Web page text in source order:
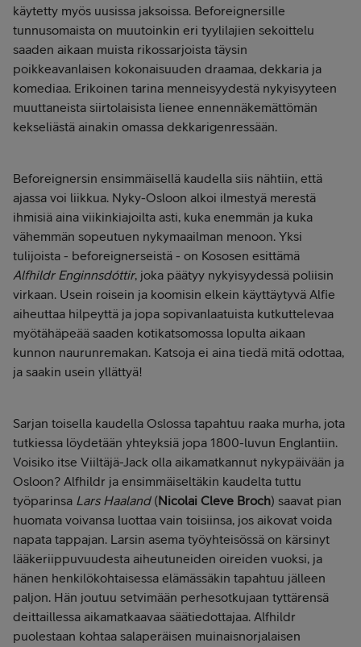
käytetty myös uusissa jaksoissa. Beforeignersille
tunnusomaista on muutoinkin eri tyylilajien sekoittelu
saaden aikaan muista rikossarjoista täysin
poikkeavanlaisen kokonaisuuden draamaa, dekkaria ja
komediaa. Erikoinen tarina menneisyydestä nykyisyyteen
muuttaneista siirtolaisista lienee ennennäkemättömän
kekseliästä ainakin omassa dekkarigenressään.
Beforeignersin ensimmäisellä kaudella siis nähtiin, että
ajassa voi liikkua. Nyky-Osloon alkoi ilmestyä merestä
ihmisiä aina viikinkiajoilta asti, kuka enemmän ja kuka
vähemmän sopeutuen nykymaailman menoon. Yksi
tulijoista - beforeignerseistä - on Kososen esittämä
Alfhildr Enginnsdóttir, joka päätyy nykyisyydessä poliisin
virkaan. Usein roisein ja koomisin elkein käyttäytyvä Alfie
aiheuttaa hilpeyttä ja jopa sopivanlaatuista kutkuttelevaa
myötähäpeää saaden kotikatsomossa lopulta aikaan
kunnon naurunremakan. Katsoja ei aina tiedä mitä odottaa,
ja saakin usein yllättyä!
Sarjan toisella kaudella Oslossa tapahtuu raaka murha, jota
tutkiessa löydetään yhteyksiä jopa 1800-luvun Englantiin.
Voisiko itse Viiltäjä-Jack olla aikamatkannut nykypäivään ja
Osloon? Alfhildr ja ensimmäiseltäkin kaudelta tuttu
työparinsa Lars Haaland(Nicolai Cleve Broch) saavat pian
huomata voivansa luottaa vain toisiinsa, jos aikovat voida
napata tappajan. Larsin asema työyhteisössä on kärsinyt
lääkeriippuvuudesta aiheutuneiden oireiden vuoksi, ja
hänen henkilökohtaisessa elämässäkin tapahtuu jälleen
paljon. Hän joutuu setvimään perhesotkujaan tyttärensä
deittaillessa aikamatkaavaa säätiedottajaa. Alfhildr
puolestaan kohtaa salaperäisen muinaisnorjalaisen